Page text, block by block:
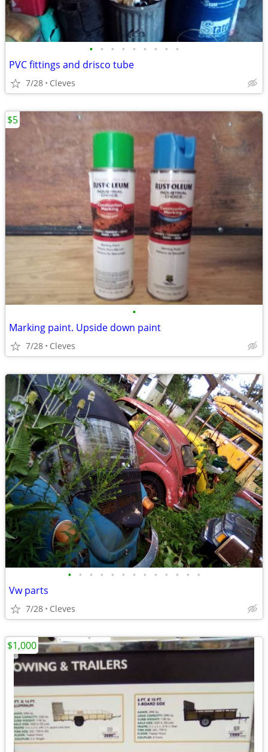
• • • • • • • • •
PVC fittings and drisco tube
7/28 Cleves
•
Marking paint. Upside down paint
7/28 Cleves
$5
• • • • • • • • • • • • •
Vw parts
7/28 Cleves
$1,000